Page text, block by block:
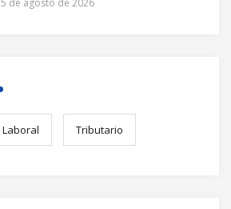
5 de agosto de 2026
Laboral Tributario